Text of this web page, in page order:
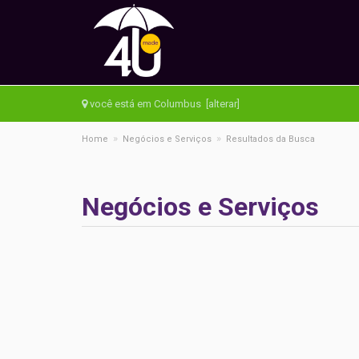
você está em Columbus [alterar]
Home » Negócios e Serviços » Resultados da Busca
Negócios e Serviços